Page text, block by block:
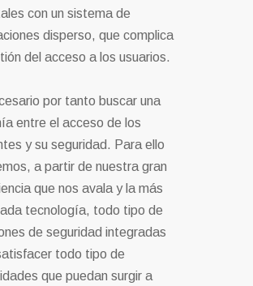
con un sistema de
disperso, que complica
del acceso a los usuarios.
por tanto buscar una
entre el acceso de los
y su seguridad. Para ello
a partir de nuestra gran
que nos avala y la más
tecnología, todo tipo de
de seguridad integradas
todo tipo de
que puedan surgir a